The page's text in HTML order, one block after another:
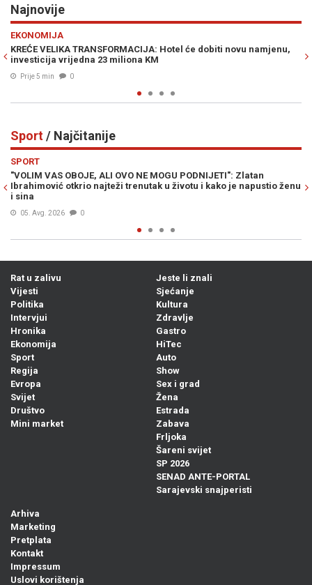
Najnovije
će dobiti novu namjenu,
BRZA POŠTA ZA SPECIJALCE: Kako je
logistika za tajne policijske operacije
Sport/ Najčitanije
PODNIJETI": Zlatan
u životu i kako je napustio ženu
NA POMOLU JE SENZACIONALAN
mogao ostati bez unosnog posla,
Rat u zalivu
Vijesti
Politika
Intervjui
Hronika
Ekonomija
Sport
Regija
Evropa
Svijet
Društvo
Mini market
Jeste li znali
Sjećanje
Kultura
Zdravlje
Gastro
HiTec
Auto
Show
Sex i grad
Žena
Estrada
Zabava
Frljoka
Šareni svijet
SP 2026
SENAD ANTE-PORTAL
Sarajevski snajperisti
Arhiva
Marketing
Pretplata
Kontakt
Impressum
Uslovi korištenja